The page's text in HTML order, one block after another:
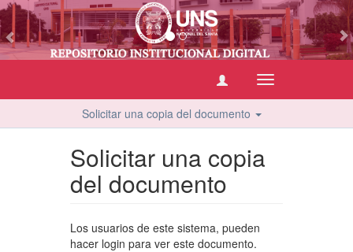
Cambiar
navegación
Solicitar una copia del documento
Solicitar una copia
del documento
Los usuarios de este sistema, pueden
hacer login para ver este documento.